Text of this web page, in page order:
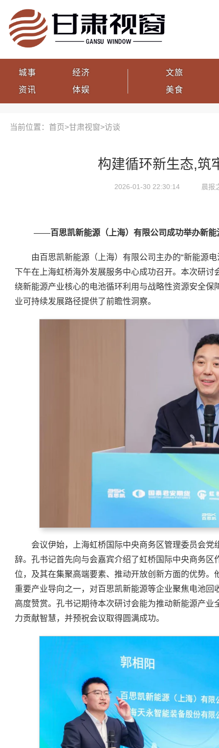
城事
资讯
经济
体娱
文旅
美食
当前位置：首页>甘肃视窗>访谈
构建循环新生态,筑
2026-01-30 22:30:14 晨报
——百思凯新能源（上海）有限公司成功举办新
由百思凯新能源（上海）有限公司主办的“新能源
下午在上海虹桥海外发展服务中心成功召开。本次研
绕新能源产业核心的电池循环利用与战略性资源安全
业可持续发展路径提供了前瞻性洞察。
会议伊始，上海虹桥国际中央商务区管理委员会
辞。孔书记首先向与会嘉宾介绍了虹桥国际中央商务
位，及其在集聚高端要素、推动开放创新方面的优势
重要产业导向之一，对百思凯新能源等企业聚焦电池
高度赞赏。孔书记期待本次研讨会能为推动新能源产
力贡献智慧，并预祝会议取得圆满成功。